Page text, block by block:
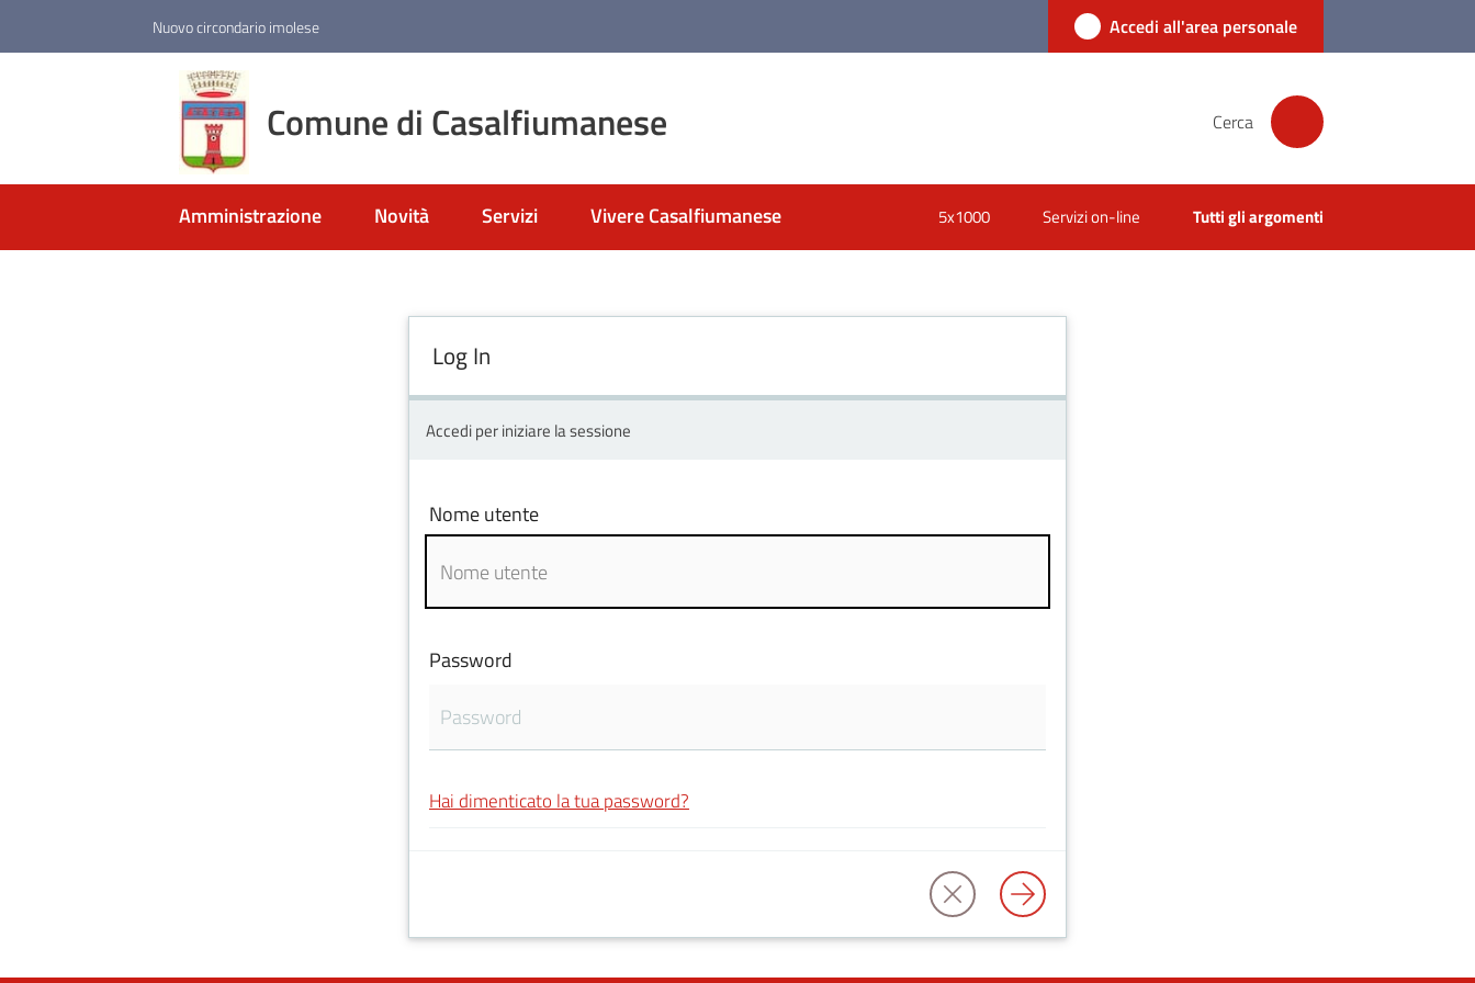
Nuovo circondario imolese Accedi all'area personale
Comune di Casalfiumanese Cerca
Amministrazione Novità Servizi Vivere Casalfiumanese 5x1000 Servizi on-line Tutti gli argomenti
Log In
Accedi per iniziare la sessione
Nome utente
Password
Hai dimenticato la tua password?